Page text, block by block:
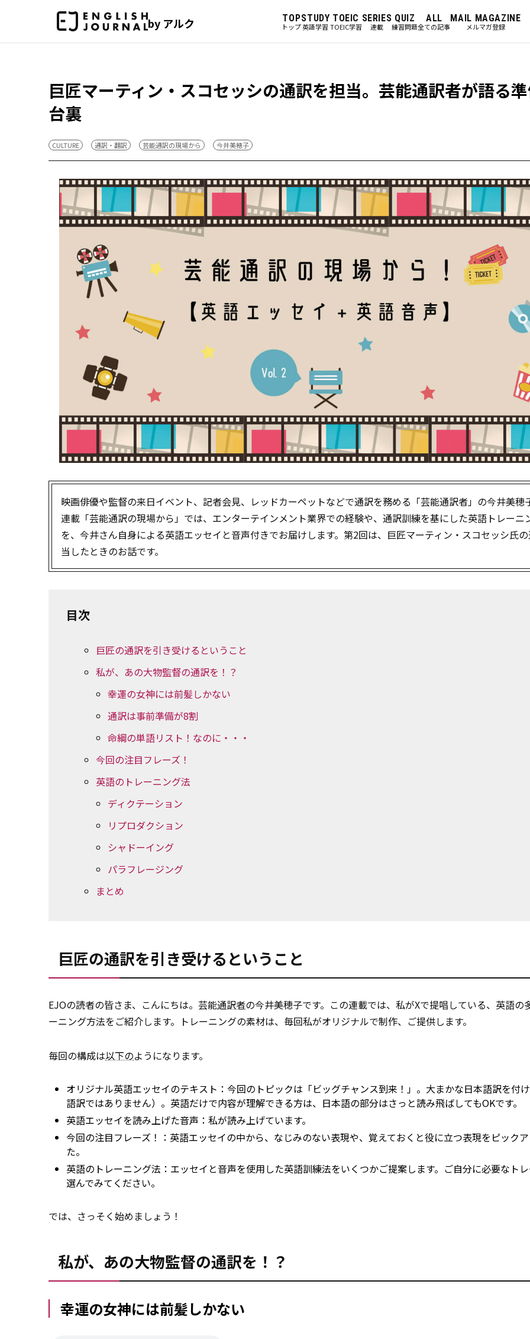
by アルク TOP
トップ
STUDY
英語学習
TOEIC
TOEIC学習
SERIES
連載
QUIZ
練習問題
ALL
全ての記事
MAIL MAGAZINE
メルマガ登録
巨匠マーティン・スコセッシの通訳を担当。芸能通訳者が語る
台裏
CULTURE 通訳・翻訳 芸能通訳の現場から 今井美穂子
映画俳優や監督の来日イベント、記者会見、レッドカーペットなどで通訳を務める「芸能通訳者」の今井美穂
連載「芸能通訳の現場から」では、エンターテインメント業界での経験や、通訳訓練を基にした英語トレーニ
を、今井さん自身による英語エッセイと音声付きでお届けします。第2回は、巨匠マーティン・スコセッシ氏
当したときのお話です。
目次
巨匠の通訳を引き受けるということ
私が、あの大物監督の通訳を！？
幸運の女神には前髪しかない
通訳は事前準備が8割
命綱の単語リスト！なのに・・・
今回の注目フレーズ！
英語のトレーニング法
ディクテーション
リプロダクション
シャドーイング
パラフレージング
まとめ
巨匠の通訳を引き受けるということ
EJOの読者の皆さま、こんにちは。芸能通訳者の今井美穂子です。この連載では、私がXで提唱している、英語の
ーニング方法をご紹介します。トレーニングの素材は、毎回私がオリジナルで制作、ご提供します。
毎回の構成は以下のようになります。
オリジナル英語エッセイのテキスト：今回のトピックは「ビッグチャンス到来！」。大まかな日本語訳を付
語訳ではありません）。英語だけで内容が理解できる方は、日本語の部分はさっと読み飛ばしてもOKです。
英語エッセイを読み上げた音声：私が読み上げています。
今回の注目フレーズ！：英語エッセイの中から、なじみのない表現や、覚えておくと役に立つ表現をピック
た。
英語のトレーニング法：エッセイと音声を使用した英語訓練法をいくつかご提案します。ご自分に必要なト
選んでみてください。
では、さっそく始めましょう！
私が、あの大物監督の通訳を！？
幸運の女神には前髪しかない